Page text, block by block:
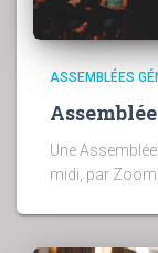
ASSEMBLÉES
Une
midi, par Zoom.